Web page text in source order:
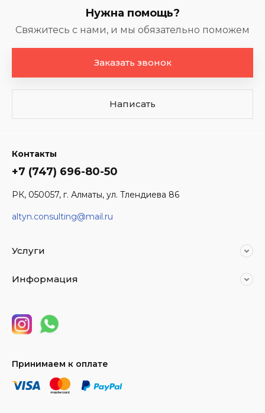
Нужна помощь?
Свяжитесь с нами, и мы обязательно поможем
Заказать звонок
Написать
Контакты
+7 (747) 696-80-50
РК, 050057, г. Алматы, ул. Тлендиева 86
altyn.consulting@mail.ru
Услуги
Информация
Принимаем к оплате